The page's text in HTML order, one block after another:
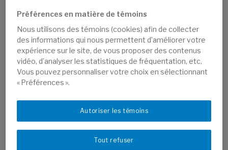
Par Anna Barrachon, étudiante de première année
au baccalauréat en communication (relations
publiques)
La découverte du baccalauréat en relations
publiques
Le monde des communications est reconnu pour sa
diversité, son omniprésence, et sa constante évolution.
Cependant, il peut parfois paraître abstrait et démesuré.
Préférences en matière de témoins
Nous utilisons des témoins (cookies) afin de collecter
des informations qui nous permettent d’améliorer votre
expérience sur le site, de vous proposer des contenus
vidéo, d’analyser les statistiques de fréquentation, etc.
Vous pouvez personnaliser votre choix en sélectionnant
« Préférences ».
Tout refuser
Autoriser les témoins